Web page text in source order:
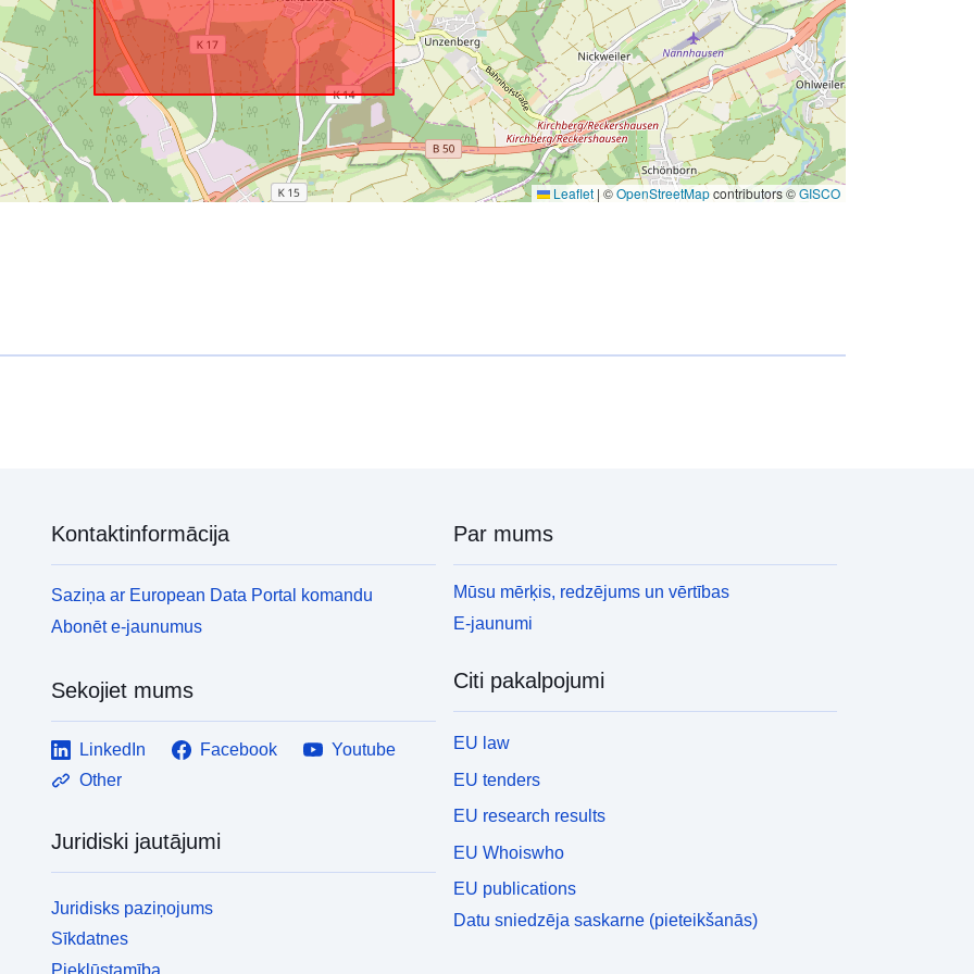
Leaflet | ©OpenStreetMapcontributors ©GISCO
Kontaktinformācija
Saziņa ar European Data Portal komandu
Abonēt e-jaunumus
Sekojiet mums
LinkedIn Facebook
Youtube
Other
Juridiski jautājumi
Juridisks paziņojums
Sīkdatnes
Piekļūstamība
Par mums
Mūsu mērķis, redzējums un vērtības
E-jaunumi
Citi pakalpojumi
EU law
EU tenders
EU research results
EU Whoiswho
EU publications
Datu sniedzēja saskarne (pieteikšanās)